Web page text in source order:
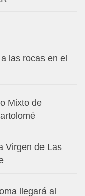
las rocas en el
Mixto de
Virgen de Las
llegará al